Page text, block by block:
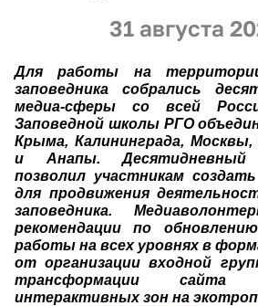
31 августа
Для работы на территории
заповедника собрались
медиа-сферы со всей
Заповедной школы РГО
Крыма, Калининграда, Москвы,
и Анапы.
позволил участникам
для продвижения
заповедника.
рекомендации по
работы на всех уровнях в
от организации входной
трансформации
интерактивных зон на